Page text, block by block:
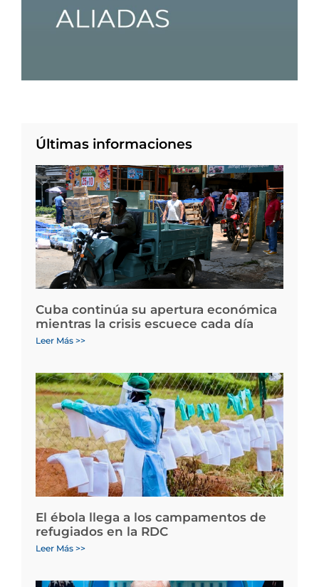
Últimas informaciones
Cuba continúa su apertura económica
mientras la crisis escuece cada día
Leer Más >>
El ébola llega a los campamentos de
refugiados en la RDC
Leer Más >>